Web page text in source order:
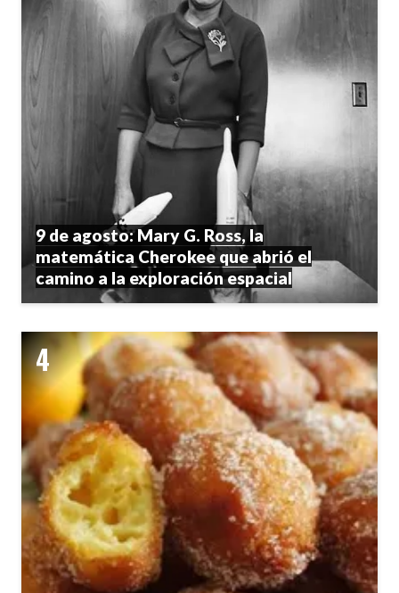
9 de agosto: Mary G. Ross, la
matemática Cherokee que abrió el
camino a la exploración espacial